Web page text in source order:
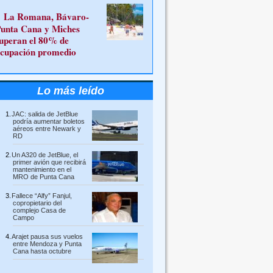
La Romana, Bávaro-
Cana y Miches
el 80% de
promedio
Lo más leído
JAC: salida de JetBlue
podría aumentar boletos
aéreos entre Newark y
RD
Un A320 de JetBlue, el
primer avión que recibirá
mantenimiento en el
MRO de Punta Cana
Fallece “Alfy” Fanjul,
copropietario del
complejo Casa de
Campo
Arajet pausa sus vuelos
entre Mendoza y Punta
Cana hasta octubre